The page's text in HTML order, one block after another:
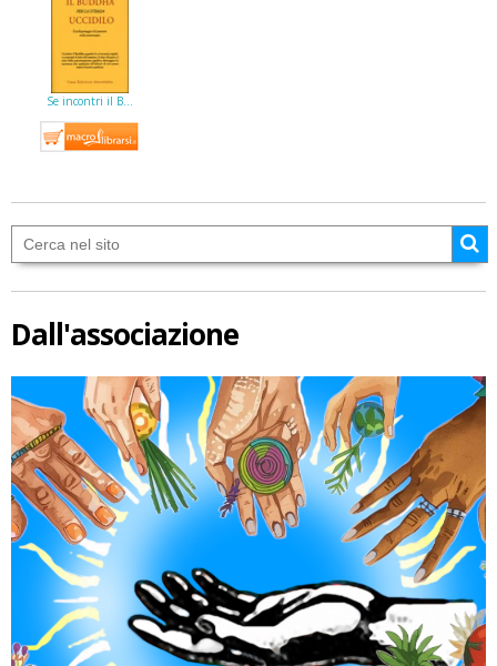
Se incontri il B…
Dall'associazione